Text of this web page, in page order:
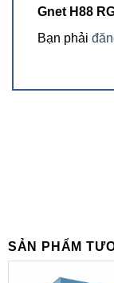
Gnet H88
Bạn phải
SẢN PHẨM